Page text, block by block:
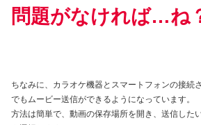
問題がなければ…ね
ちなみに、カラオケ機器とスマートフォンの接続
でもムービー送信ができるようになっています。
方法は簡単で、動画の保存場所を開き、送信した